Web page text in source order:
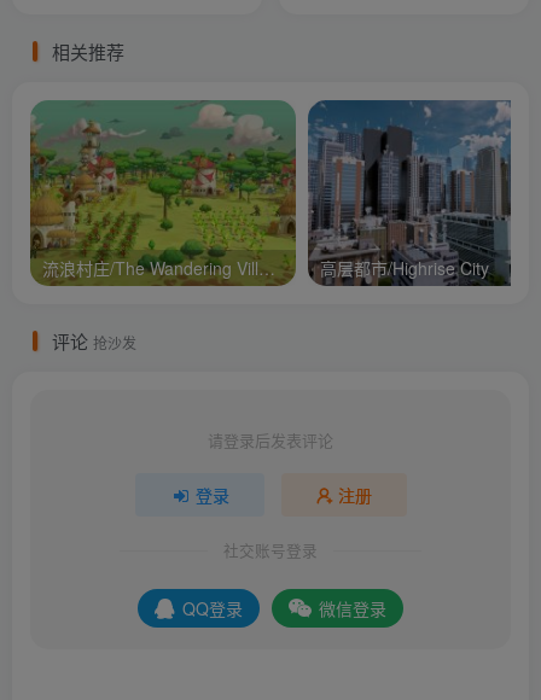
相关推荐
流浪村庄/The Wandering Village 高层都市/Highrise City
评论 抢沙发
请登录后发表评论
登录 注册
社交账号登录
QQ登录 微信登录